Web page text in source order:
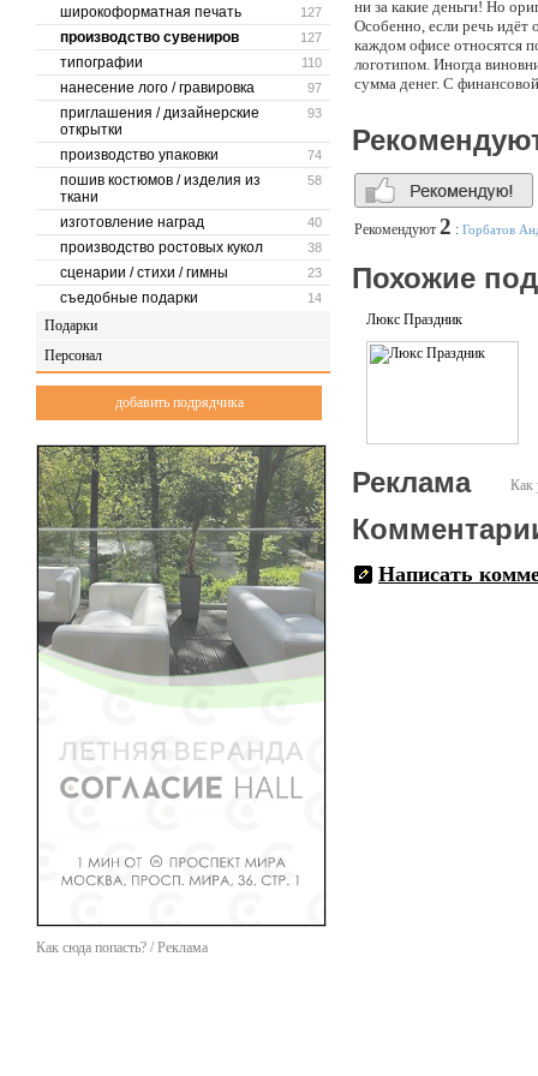
127
широкоформатная печать
127
производство сувениров
110
типографии
97
нанесение лого / гравировка
93
приглашения / дизайнерские
открытки
74
производство упаковки
58
пошив костюмов / изделия из
ткани
40
изготовление наград
38
производство ростовых кукол
23
сценарии / стихи / гимны
14
съедобные подарки
Подарки
Персонал
добавить подрядчика
Как сюда попасть? / Реклама
ни за какие деньги! Но
Особенно, если речь идёт
каждом офисе относятся
логотипом. Иногда
сумма денег. С
воспоминания должны
партнёрам ни с чем не
элитные подарки от
шоколадные новогодние
удовольствия, которое
шоколадными? На самом
вы предлагаете своим
рождения – не
шоколада с логотипом
каждый из них
Бизнес сувениры
Рекомендуют 2 : Горбатов
Похожие
Люкс Праздник
Как
Реклама
Написать